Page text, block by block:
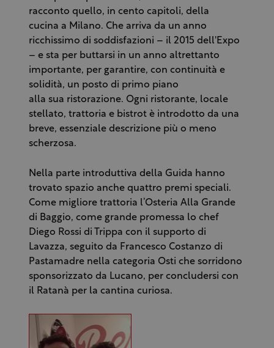
racconto quello, in cento capitoli, della
cucina a Milano. Che arriva da un anno
ricchissimo di soddisfazioni – il 2015 dell'Expo
– e sta per buttarsi in un anno altrettanto
importante, per garantire, con continuità e
solidità, un posto di primo piano
alla sua ristorazione. Ogni ristorante, locale
stellato, trattoria e bistrot è introdotto da una
breve, essenziale descrizione più o meno
scherzosa.
Nella parte introduttiva della Guida hanno
trovato spazio anche quattro premi speciali.
Come migliore trattoria l’Osteria Alla Grande
di Baggio, come grande promessa lo chef
Diego Rossi di Trippa con il supporto di
Lavazza, seguito da Francesco Costanzo di
Pastamadre nella categoria Osti che sorridono
sponsorizzato da Lucano, per concludersi con
il Ratanà per la cantina curiosa.